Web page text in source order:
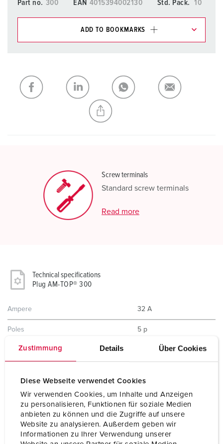
Zustimmung Details Über Cookies
Diese Webseite verwendet Cookies
Wir verwenden Cookies, um Inhalte und Anzeigen
zu personalisieren, Funktionen für soziale Medien
anbieten zu können und die Zugriffe auf unsere
Website zu analysieren. Außerdem geben wir
Informationen zu Ihrer Verwendung unserer
Part no. 300 EAN 4015394002130 Std. Pack. 10
ADD TO BOOKMARKS
My list ADD
CREATE A NEW LIST
Screw terminals
Standard screw terminals
Read more
Technical specifications
Plug AM-TOP® 300
Ampere 32 A
Poles 5 p
Voltage
Hertz 50-60 Hz
Connection technology Screw terminals
Contact standard